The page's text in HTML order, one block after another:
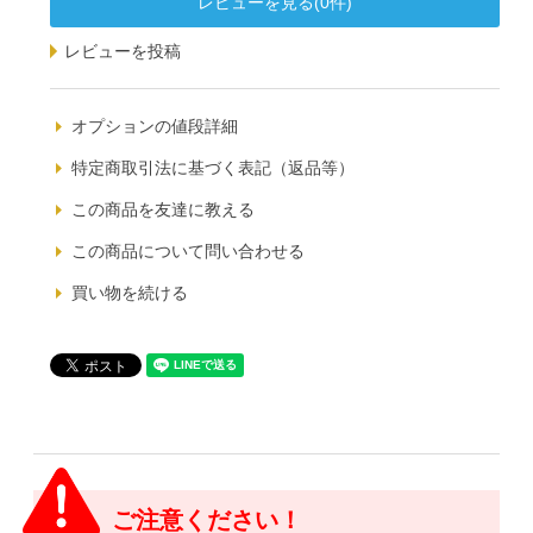
レビューを投稿
オプションの値段詳細
特定商取引法に基づく表記（返品等）
この商品を友達に教える
この商品について問い合わせる
買い物を続ける
ご注意ください！